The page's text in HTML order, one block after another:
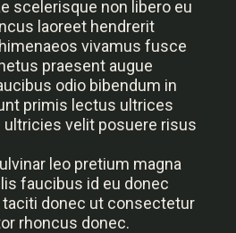
scelerisque non libero eu
laoreet hendrerit
vivamus fusce
praesent augue
odio bibendum in
primis lectus ultrices
ultricies velit posuere risus
leo pretium magna
faucibus id eu donec
taciti donec ut consectetur
rhoncus donec.